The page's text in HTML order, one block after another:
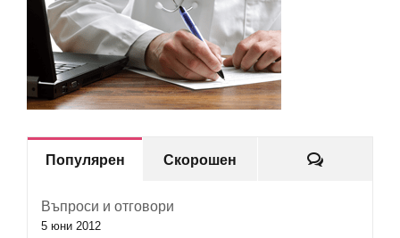
Популярен Скорошен Коментари
Въпроси и отговори
5 юни 2012